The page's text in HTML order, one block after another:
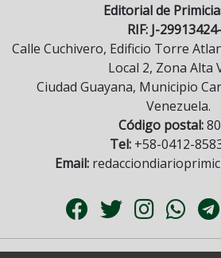
Editorial de
RIF: J-
Calle Cuchivero, Edificio Torre
Local 2, Zona Alta
Ciudad Guayana, Municipio
Venezuela.
Código postal:
Tel:+58-0412-
Email: